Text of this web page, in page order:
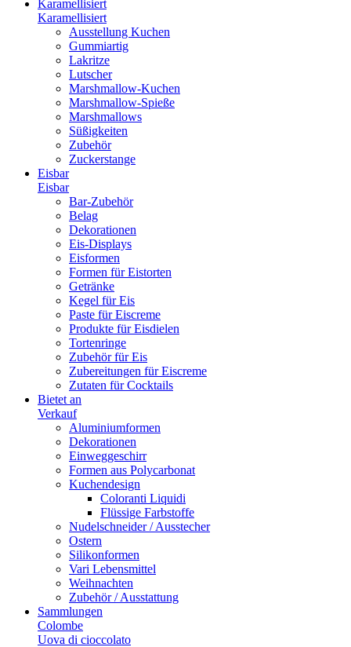
Karamellisiert
Karamellisiert
Ausstellung Kuchen
Gummiartig
Lakritze
Lutscher
Marshmallow-Kuchen
Marshmallow-Spieße
Marshmallows
Süßigkeiten
Zubehör
Zuckerstange
Eisbar
Eisbar
Bar-Zubehör
Belag
Dekorationen
Eis-Displays
Eisformen
Formen für Eistorten
Getränke
Kegel für Eis
Paste für Eiscreme
Produkte für Eisdielen
Tortenringe
Zubehör für Eis
Zubereitungen für Eiscreme
Zutaten für Cocktails
Bietet an
Verkauf
Aluminiumformen
Dekorationen
Einweggeschirr
Formen aus Polycarbonat
Kuchendesign
Coloranti Liquidi
Flüssige Farbstoffe
Nudelschneider / Ausstecher
Ostern
Silikonformen
Vari Lebensmittel
Weihnachten
Zubehör / Ausstattung
Sammlungen
Colombe
Uova di cioccolato